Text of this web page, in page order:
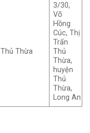
Thủ Thừa
3/30,
Võ
Hồng
Cúc, Thị
Trấn
Thủ
Thừa,
huyện
Thủ
Thừa,
Long An